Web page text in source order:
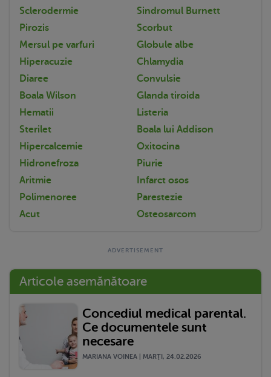
Sclerodermie
Sindromul Burnett
Pirozis
Scorbut
Mersul pe varfuri
Globule albe
Hiperacuzie
Chlamydia
Diaree
Convulsie
Boala Wilson
Glanda tiroida
Hematii
Listeria
Sterilet
Boala lui Addison
Hipercalcemie
Oxitocina
Hidronefroza
Piurie
Aritmie
Infarct osos
Polimenoree
Parestezie
Acut
Osteosarcom
Articole asemănătoare
Concediul medical parental.
Ce documentele sunt
necesare
MARIANA VOINEA | MARŢI, 24.02.2026